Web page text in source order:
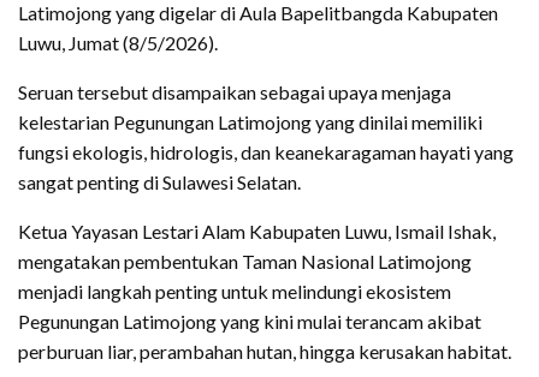
Latimojong yang digelar di Aula Bapelitbangda Kabupaten
Luwu, Jumat (8/5/2026).
Seruan tersebut disampaikan sebagai upaya menjaga
kelestarian Pegunungan Latimojong yang dinilai memiliki
fungsi ekologis, hidrologis, dan keanekaragaman hayati yang
sangat penting di Sulawesi Selatan.
Ketua Yayasan Lestari Alam Kabupaten Luwu, Ismail Ishak,
mengatakan pembentukan Taman Nasional Latimojong
menjadi langkah penting untuk melindungi ekosistem
Pegunungan Latimojong yang kini mulai terancam akibat
perburuan liar, perambahan hutan, hingga kerusakan habitat.